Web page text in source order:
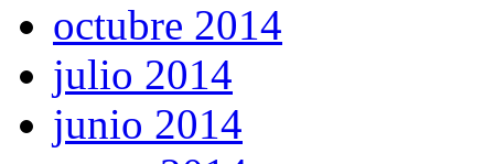
octubre 2014
julio 2014
junio 2014